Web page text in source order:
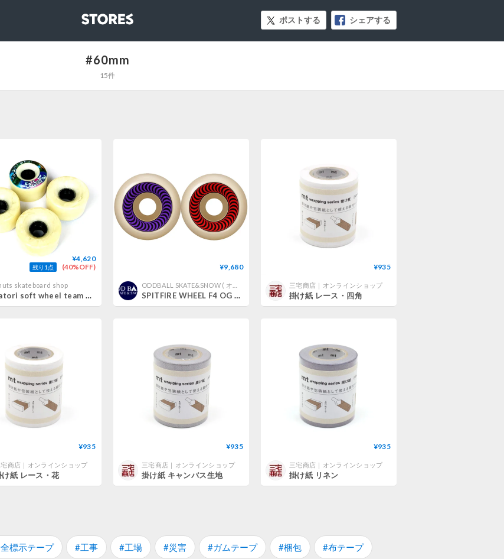
STORES ポストする シェアする
#60mm
15件
残り1点
¥4,620
(40%OFF)
skateboard shop
satori soft wheel team goo ball skunk 60mm 78A(黄ばみ有) サトリ スケートボード ソフト ウィール
¥9,680
SPITFIRE WHEEL F4 OG CLASSIC 99DU 58mm 60mm
¥935
三宅商店｜オンラインショップ
掛け紙 レース・四角
¥935
宅商店｜オンラインショップ
け紙 レース・花
¥935
三宅商店｜オンラインショップ
掛け紙 キャンバス生地
¥935
三宅商店｜オンラインショップ
掛け紙 リネン
標示テープ #工事 #工場 #災害 #ガムテープ #梱包 #布テープ